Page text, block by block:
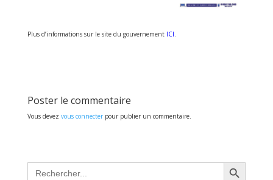
Plus d’informations sur le site du gouvernement ICI.
Poster le commentaire
Vous devez vous connecterpour publier un commentaire.
Search Search Button